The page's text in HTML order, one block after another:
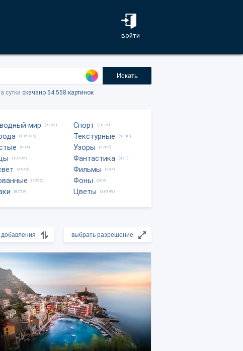
войти
Искать
сутки скачано 54.558 картинок
мир (2282)
(105976)
(904)
(10205)
(4540)
(4052)
(8759)
Спорт (1815)
Текстурные (6380)
Узоры (3762)
Фантастика (821)
Фильмы (334)
Фоны (609)
Цветы (28149)